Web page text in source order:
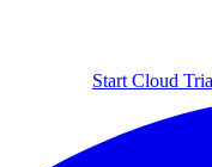
Start Cloud